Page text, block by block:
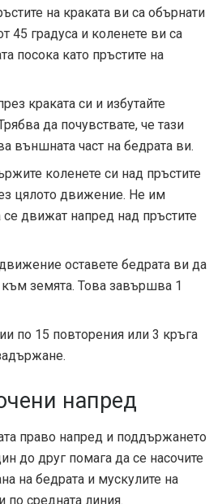
на краката ви са обърнати
45 градуса и коленете ви са
посока като пръстите на
краката си и избутайте
да почувствате, че тази
външната част на бедрата ви.
коленете си над пръстите
цялото движение. Не им
се движат напред над пръстите
оставете бедрата ви да
към земята. Това завършва 1
по 15 повторения или 3 кръга
напред
право напред и поддържането
до друг помага да се насочите
на бедрата и мускулите на
по средната линия.